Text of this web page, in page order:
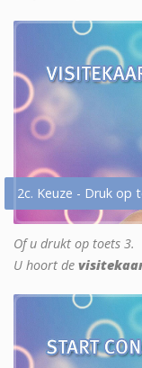
2c. Keuze - Druk op
Of u drukt op toets 3.
U hoort de